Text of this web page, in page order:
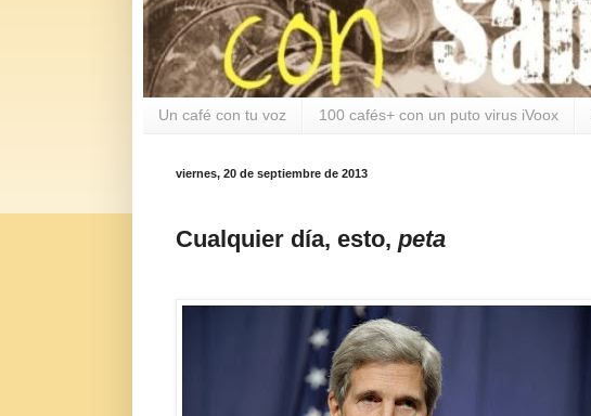
Un café con tu voz 100 cafés+ con un puto virus iVoox
viernes, 20 de septiembre de 2013
Cualquier día, esto, peta